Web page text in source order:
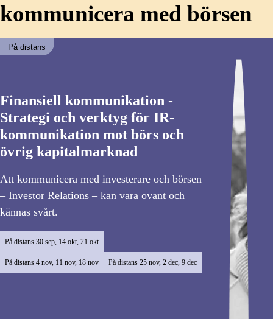
kommunicera med börsen
På distans
Finansiell kommunikation -
Strategi och verktyg för IR-
kommunikation mot börs och
övrig kapitalmarknad
Att kommunicera med investerare och börsen
– Investor Relations – kan vara ovant och
kännas svårt.
På distans 30 sep, 14 okt, 21 okt
På distans 4 nov, 11 nov, 18 nov På distans 25 nov, 2 dec, 9 dec